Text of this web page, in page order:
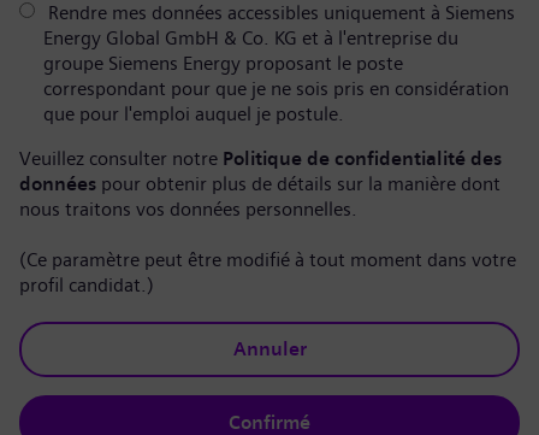
Rendre mes données accessibles uniquement à Siemens
Energy Global GmbH & Co. KG et à l'entreprise du
groupe Siemens Energy proposant le poste
correspondant pour que je ne sois pris en considération
que pour l'emploi auquel je postule.
Veuillez consulter notre Politique de confidentialité des
données pour obtenir plus de détails sur la manière dont
nous traitons vos données personnelles.
(Ce paramètre peut être modifié à tout moment dans votre
profil candidat.)
Annuler
Confirmé